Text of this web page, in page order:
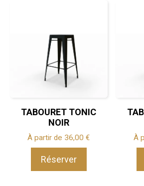
TABOURET TONIC
NOIR
À partir de 36,00€
Réserver
À